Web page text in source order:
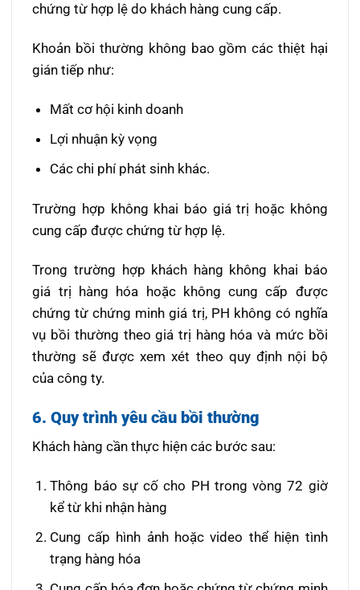
chứng từ hợp lệ do khách hàng cung cấp.
Khoản bồi thường không bao gồm các thiệt hại
gián tiếp như:
Mất cơ hội kinh doanh
Lợi nhuận kỳ vọng
Các chi phí phát sinh khác.
Trường hợp không khai báo giá trị hoặc không
cung cấp được chứng từ hợp lệ.
Trong trường hợp khách hàng không khai báo
giá trị hàng hóa hoặc không cung cấp được
chứng từ chứng minh giá trị, PH không có nghĩa
vụ bồi thường theo giá trị hàng hóa và mức bồi
thường sẽ được xem xét theo quy định nội bộ
của công ty.
6. Quy trình yêu cầu bồi thường
Khách hàng cần thực hiện các bước sau:
Thông báo sự cố cho PH trong vòng 72 giờ
kể từ khi nhận hàng
Cung cấp hình ảnh hoặc video thể hiện tình
trạng hàng hóa